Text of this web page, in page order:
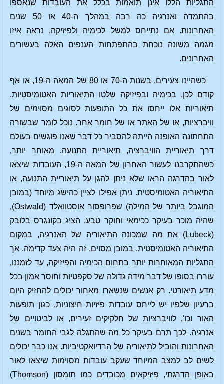
התגליות הללו אינן תואמות בכלל את העובדות שנאספו
בהתמדה ואנרגיה כה רבה במהלך ה-40 או 50 שנים
האחרונות. אם נתייחס למשל לכימיה ולפיזיקה, נראה איזו
מגמה משונה נוכחת בהתפתחות הענפים האלה בעשורים
האחרונים.
כשהיינו צעירים, בשנות ה-70 או 80 של המאה ה-19, או אף
קודם לכן, בכימיה ובפיזיקה שלטו התיאוריות האטומיסטיות.
תיאוריות אלו ייחסו את כל התופעות לסוגים מסוימים של
וויברציות, או של האתר או של חומר אחר. נוכל לומר שבשורה
התחתונה האופנה הייתה להסביר כל דבר שאנו פוגשים בעולם
דרך תיאוריית הוויברציה, תיאוריית התנועה. מאוחר יותר,
כשהתקרבנו לעשור האחרון של המאה ה-19, העובדות שיצאו
לאור בהדרגה הראו שלא ניתן להגן על תיאוריית התנועה, או
התיאוריה האטומיסטית. ניתן אפילו לציין כהישג מיוחד (במובן
המוגבל ביותר של המילה) שפרופסור אוסטוואלד (Ostwald),
שהיה מוכר בעיקר ככימאי וחוקר טבע, הציג בקונגרס בלובק
(Lubeck) את מה שמכונה התיאוריה של האנרגיה, במקום
התיאוריה האטומיסטית. במובן מסוים, זה היה צעד קדימה. אך
התגליות המאוחרות יותר בתחום הכימיה והפיזיקה, עד לזמננו,
עוררו בסופו של דבר מידה גדולה של סקפטיות וחוסר אמון בכל
מדע תיאורטי. רק אנשים שנשארו מאחור יכולים להחזיק היום
ברעיון שלפיו יש לייחס עובדות פיזיות חיצוניות, כגון תופעות
האור וכו', לוויברציות של חלקיקים זעירים, או לביטויים של
אנרגיה. לכך תרם בעיקר כל מה שהתגלה לגבי החומר בשנים
האחרונות והוביל לתיאוריה של הרדיואקטיביות. אנו כבר יכולים
לשים לב למצב המיוחד שעקב עובדות מסוימות שיצאו לאור
באופן הדרגתי, פיזיקאים מכובדים כמו תומסון (Thomson)